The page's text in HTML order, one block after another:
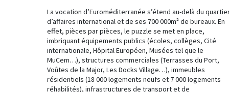
La vocation d’Euroméditerranée s’étend au-delà du
d’affaires international et de ses 700 000m² de bureaux. En
effet, pièces par pièces, le puzzle se met en place,
imbriquant équipements publics (écoles, collèges, Cité
internationale, Hôpital Européen, Musées tel que le
MuCem…), structures commerciales (Terrasses du Port,
Voûtes de la Major, Les Docks Village…), immeubles
résidentiels (18 000 logements neufs et 7 000 logements
réhabilités), infrastructures de transport et de